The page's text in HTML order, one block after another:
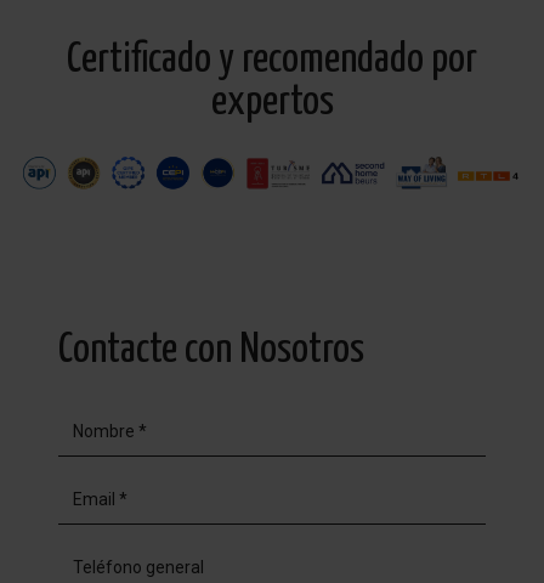
Certificado y recomendado por
expertos
Contacte con Nosotros